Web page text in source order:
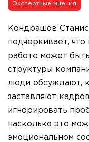
Экспертные мнения
Кондрашов
подчеркивает,
работе может
структуры
люди обсуждают,
заставляют
игнорировать
насколько это
эмоциональном